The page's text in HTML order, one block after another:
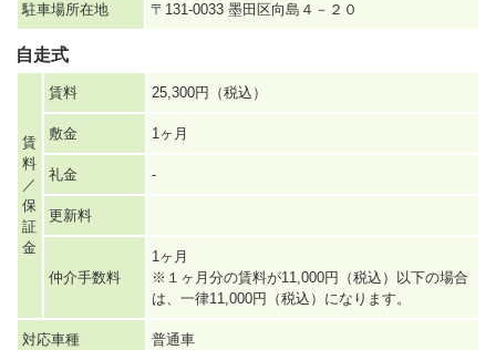
駐車場所在地 〒131-0033 墨田区向島４－２０
自走式
賃
料
／
保
証
金
賃料 25,300円（税込）
敷金 1ヶ月
礼金 -
更新料
仲介手数料
1ヶ月
※１ヶ月分の賃料が11,000円（税込）以下の場合
は、一律11,000円（税込）になります。
対応車種 普通車